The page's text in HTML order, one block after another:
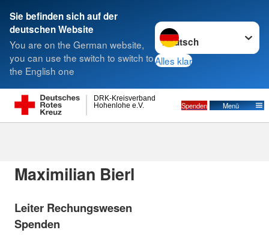
Sie befinden sich auf der
deutschen Website
You are on the German website,
you can use the switch to switch to
the English one
Sprache wechseln zu
Alles klar
Hohenlohe e.V.
DRK-Kreisverband
Spenden Menü
Suche
Spenden
Maximilian Bierl
Leiter Rechungswesen
Spenden